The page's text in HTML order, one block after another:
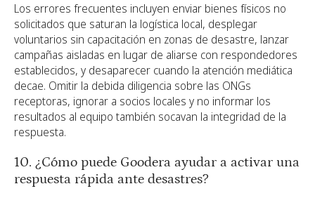
Los errores frecuentes incluyen enviar bienes físicos no
solicitados que saturan la logística local, desplegar
voluntarios sin capacitación en zonas de desastre, lanzar
campañas aisladas en lugar de aliarse con respondedores
establecidos, y desaparecer cuando la atención mediática
decae. Omitir la debida diligencia sobre las ONGs
receptoras, ignorar a socios locales y no informar los
resultados al equipo también socavan la integridad de la
respuesta.
10. ¿Cómo puede Goodera ayudar a activar una
respuesta rápida ante desastres?